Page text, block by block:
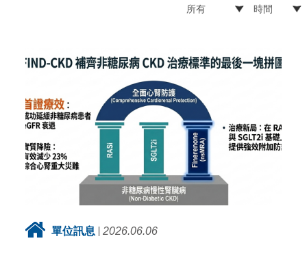
單位訊息 2026.06.06